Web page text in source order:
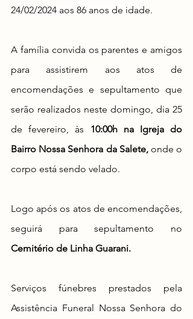
24/02/2024 aos 86 anos de idade.
A família convida os parentes e amigos
para assistirem aos atos de
encomendações e sepultamento que
serão realizados neste domingo, dia 25
de fevereiro, às 10:00h na Igreja do
Bairro Nossa Senhora da Salete, onde o
corpo está sendo velado.
Logo após os atos de encomendações,
Cemitério de Linha Guarani.
Serviços fúnebres prestados pela
Assistência Funeral Nossa Senhora do